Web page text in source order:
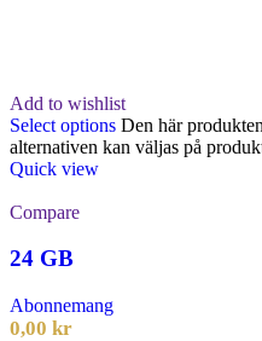
Add to wishlist
Select options Den här
alternativen kan väljas på
Quick view
Compare
24 GB
Abonnemang
0,00 kr